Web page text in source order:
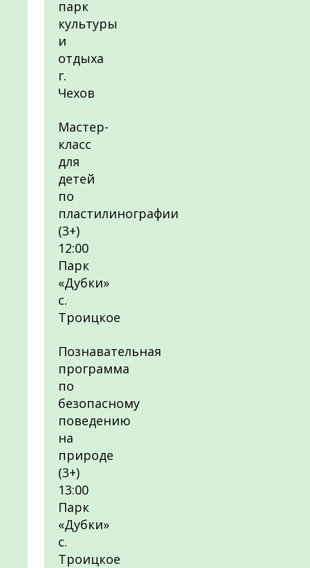
парк
культуры
и
отдыха
г.
Чехов
Мастер-
класс
для
детей
по
пластилинографии
(3+)
12:00
Парк
«Дубки»
с.
Троицкое
Познавательная
программа
по
безопасному
поведению
на
природе
(3+)
13:00
Парк
«Дубки»
с.
Троицкое